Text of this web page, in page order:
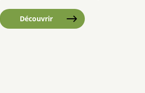
Découvrir